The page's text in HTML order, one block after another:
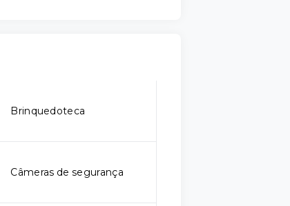
Brinquedoteca
Câmeras de segurança